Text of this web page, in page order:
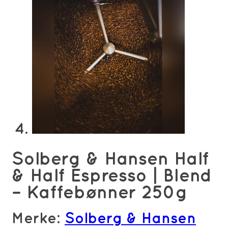
Solberg & Hansen Half
& Half Espresso | Blend
– Kaffebønner 250g
Merke: Solberg & Hansen